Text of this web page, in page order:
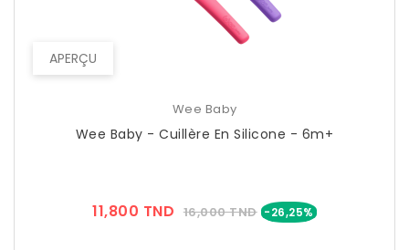
APERÇU
Wee Baby
Wee Baby - Cuillère En Silicone - 6m+
11,800 TND Prix
16,000 TND -26,25% Prix